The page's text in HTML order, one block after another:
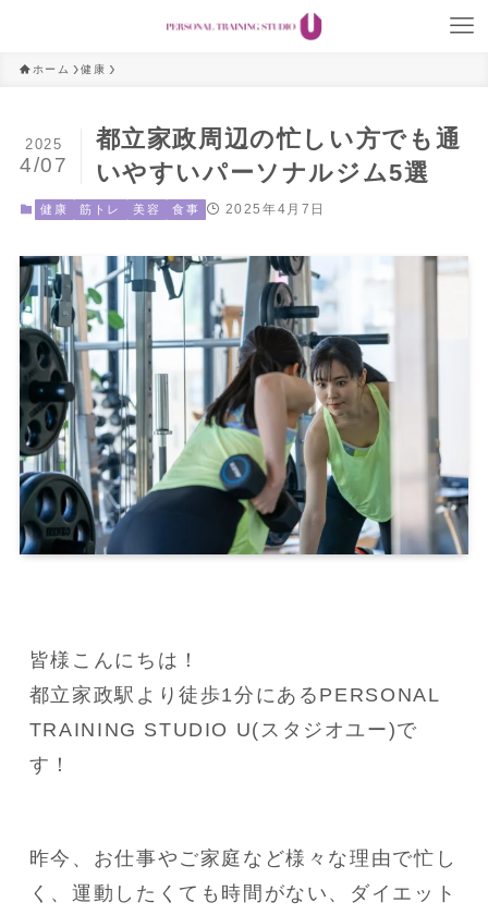
ホーム 健康
都立家政周辺の忙しい方でも通
いやすいパーソナルジム5選
2025
4/07
健康 筋トレ 美容 食事 2025年4月7日
皆様こんにちは！
都立家政駅より徒歩1分にあるPERSONAL
TRAINING STUDIO U(スタジオユー)で
す！
昨今、お仕事やご家庭など様々な理由で忙し
く、運動したくても時間がない、ダイエット